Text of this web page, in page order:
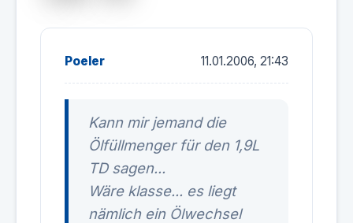
Poeler 11.01.2006, 21:43
Kann mir jemand die
Ölfüllmenger für den 1,9L
TD sagen...
Wäre klasse... es liegt
nämlich ein Ölwechsel